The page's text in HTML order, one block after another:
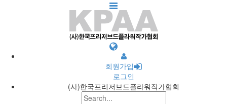
회원가입
로그인
(사)한국프리저브드플라워작가협회